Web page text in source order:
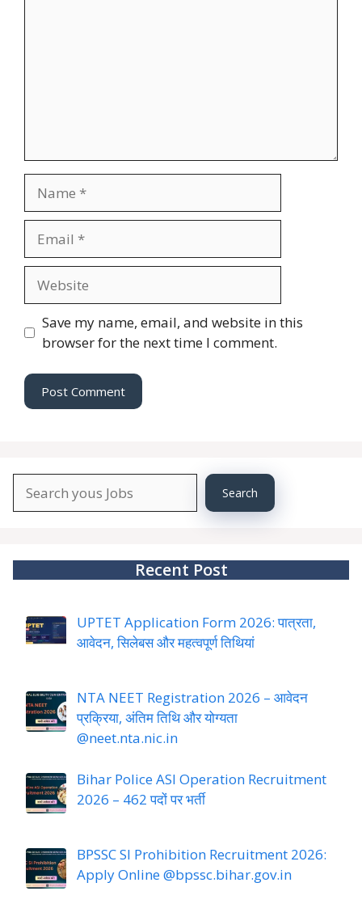
Save my name, email, and website in this
browser for the next time I comment.
About
Search
Recent Post
UPTET Application Form 2026: पात्रता,
आवेदन, सिलेबस और महत्वपूर्ण तिथियां
NTA NEET Registration 2026 – आवेदन
प्रक्रिया, अंतिम तिथि और योग्यता
@neet.nta.nic.in
Bihar Police ASI Operation Recruitment
2026 – 462 पदों पर भर्ती
BPSSC SI Prohibition Recruitment 2026:
Apply Online @bpssc.bihar.gov.in